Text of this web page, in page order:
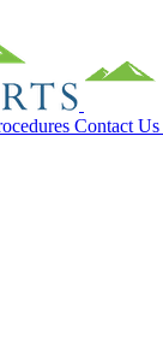
Contact Us